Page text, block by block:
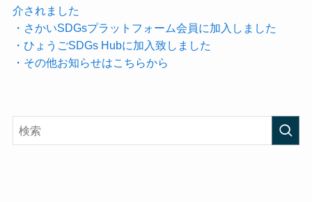
介されました
・さかいSDGsプラットフォーム会員に加入しました
・ひょうごSDGs Hubに加入致しました
・その他お知らせはこちらから